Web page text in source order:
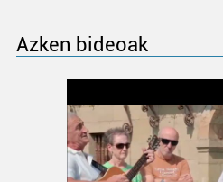
Azken bideoak